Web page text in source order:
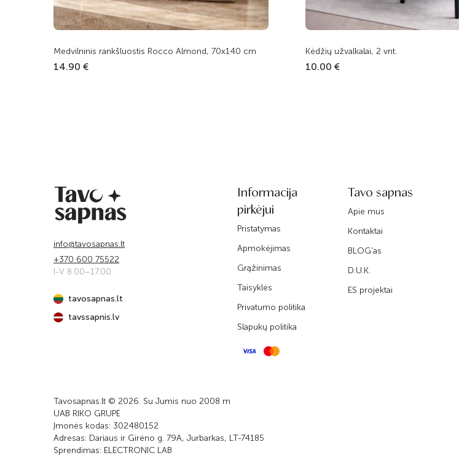
Medvilninis rankšluostis Rocco Almond, 70x140 cm
14.90 €
Kėdžių užvalkalai, 2 vnt.
10.00 €
Informacija
pirkėjui
Pristatymas
Apmokėjimas
Grąžinimas
Taisyklės
Privatumo politika
Slapukų politika
Tavo sapnas
Apie mus
Kontaktai
BLOG'as
D.U.K.
ES projektai
info@tavosapnas.lt
+370 600 75522
I-V 8.00–17.00
tavosapnas.lt
tavssapnis.lv
Tavosapnas.lt © 2026. Su Jumis nuo 2008 m
UAB RIKO GRUPĖ
Įmonės kodas: 302480152
Adresas: Dariaus ir Girėno g. 79A, Jurbarkas, LT-74185
Sprendimas: ELECTRONIC LAB